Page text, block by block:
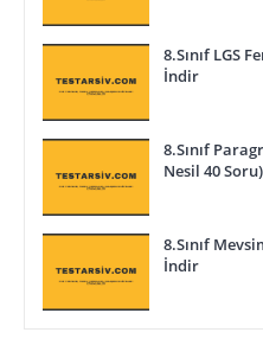
8.Sınıf LGS
İndir
8.Sınıf
Nesil 40 Soru)
8.Sınıf
İndir